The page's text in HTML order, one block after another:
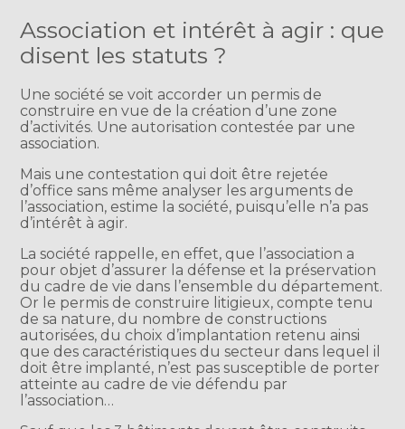
Association et intérêt à agir : que
disent les statuts ?
Une société se voit accorder un permis de
construire en vue de la création d’une zone
d’activités. Une autorisation contestée par une
association.
Mais une contestation qui doit être rejetée
d’office sans même analyser les arguments de
l’association, estime la société, puisqu’elle n’a pas
d’intérêt à agir.
La société rappelle, en effet, que l’association a
pour objet d’assurer la défense et la préservation
du cadre de vie dans l’ensemble du département.
Or le permis de construire litigieux, compte tenu
de sa nature, du nombre de constructions
autorisées, du choix d’implantation retenu ainsi
que des caractéristiques du secteur dans lequel il
doit être implanté, n’est pas susceptible de porter
atteinte au cadre de vie défendu par
l’association…